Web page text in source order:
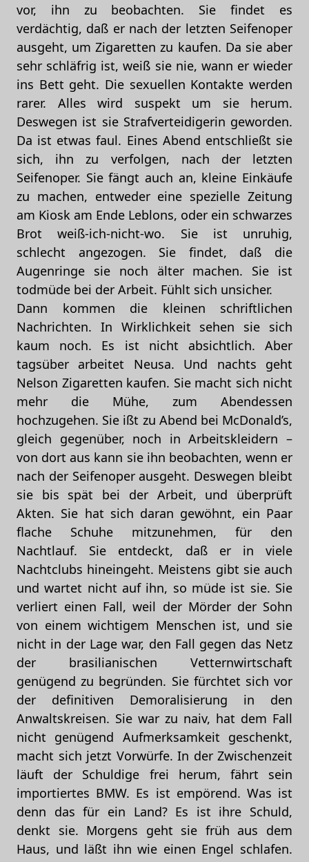
vor, ihn zu beobachten. Sie findet es
verdächtig, daß er nach der letzten Seifenoper
ausgeht, um Zigaretten zu kaufen. Da sie aber
sehr schläfrig ist, weiß sie nie, wann er wieder
ins Bett geht. Die sexuellen Kontakte werden
rarer. Alles wird suspekt um sie herum.
Deswegen ist sie Strafverteidigerin geworden.
Da ist etwas faul. Eines Abend entschließt sie
sich, ihn zu verfolgen, nach der letzten
Seifenoper. Sie fängt auch an, kleine Einkäufe
zu machen, entweder eine spezielle Zeitung
am Kiosk am Ende Leblons, oder ein schwarzes
Brot weiß-ich-nicht-wo. Sie ist unruhig,
schlecht angezogen. Sie findet, daß die
Augenringe sie noch älter machen. Sie ist
todmüde bei der Arbeit. Fühlt sich unsicher.
Dann kommen die kleinen schriftlichen
Nachrichten. In Wirklichkeit sehen sie sich
kaum noch. Es ist nicht absichtlich. Aber
tagsüber arbeitet Neusa. Und nachts geht
Nelson Zigaretten kaufen. Sie macht sich nicht
mehr die Mühe, zum Abendessen
hochzugehen. Sie ißt zu Abend bei McDonald’s,
gleich gegenüber, noch in Arbeitskleidern –
von dort aus kann sie ihn beobachten, wenn er
nach der Seifenoper ausgeht. Deswegen bleibt
sie bis spät bei der Arbeit, und überprüft
Akten. Sie hat sich daran gewöhnt, ein Paar
flache Schuhe mitzunehmen, für den
Nachtlauf. Sie entdeckt, daß er in viele
Nachtclubs hineingeht. Meistens gibt sie auch
und wartet nicht auf ihn, so müde ist sie. Sie
verliert einen Fall, weil der Mörder der Sohn
von einem wichtigem Menschen ist, und sie
nicht in der Lage war, den Fall gegen das Netz
der brasilianischen Vetternwirtschaft
genügend zu begründen. Sie fürchtet sich vor
der definitiven Demoralisierung in den
Anwaltskreisen. Sie war zu naiv, hat dem Fall
nicht genügend Aufmerksamkeit geschenkt,
macht sich jetzt Vorwürfe. In der Zwischenzeit
läuft der Schuldige frei herum, fährt sein
importiertes BMW. Es ist empörend. Was ist
denn das für ein Land? Es ist ihre Schuld,
denkt sie. Morgens geht sie früh aus dem
Haus, und läßt ihn wie einen Engel schlafen.